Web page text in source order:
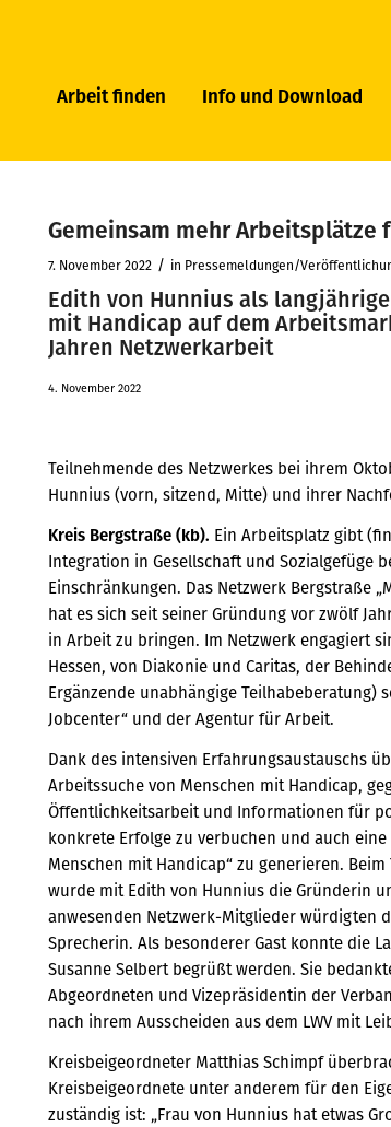
Arbeit finden Info und Download
Gemeinsam mehr
7. November 2022 / in Pressemeldungen/
Edith von Hunnius als
mit Handicap auf dem
Jahren Netzwerkarbeit
4. November 2022
Teilnehmende des Netzwerkes bei ihrem
Hunnius (vorn, sitzend, Mitte) und ihrer
Kreis Bergstraße (kb). Ein Arbeitsplatz gibt
Integration in Gesellschaft und Sozialgefüge
Einschränkungen. Das Netzwerk Bergstraße
hat es sich seit seiner Gründung vor zwölf
in Arbeit zu bringen. Im Netzwerk engagiert
Hessen, von Diakonie und Caritas, der
Ergänzende unabhängige Teilhabeberatung)
Jobcenter“ und der Agentur für Arbeit.
Dank des intensiven Erfahrungsaustauschs
Arbeitssuche von Menschen mit Handicap,
Öffentlichkeitsarbeit und Informationen für
konkrete Erfolge zu verbuchen und auch
Menschen mit Handicap“ zu generieren.
wurde mit Edith von Hunnius die Gründerin
anwesenden Netzwerk-Mitglieder würdigten
Sprecherin. Als besonderer Gast konnte die
Susanne Selbert begrüßt werden. Sie
Abgeordneten und Vizepräsidentin der
nach ihrem Ausscheiden aus dem LWV mit
Kreisbeigeordneter Matthias Schimpf
Kreisbeigeordnete unter anderem für den
zuständig ist: „Frau von Hunnius hat etwas